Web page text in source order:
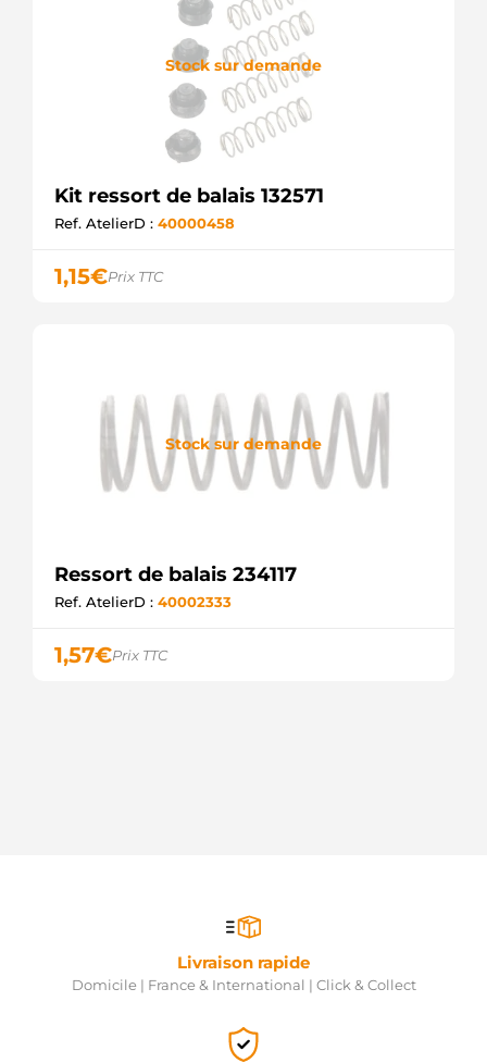
Stock sur demande
Kit ressort de balais 132571
Ref. AtelierD : 40000458
1,15€Prix TTC
Stock sur demande
Ressort de balais 234117
Ref. AtelierD : 40002333
1,57€Prix TTC
Livraison rapide
Domicile | France & International | Click & Collect